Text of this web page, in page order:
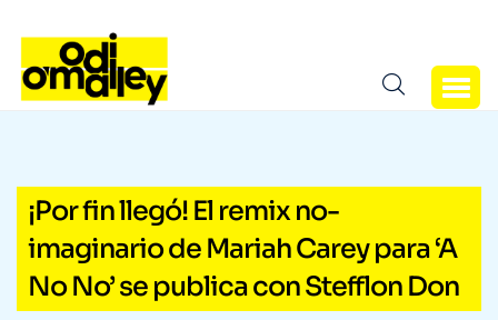
¡Por fin llegó! El remix no-
imaginario de Mariah Carey para ‘A
No No’ se publica con Stefflon Don